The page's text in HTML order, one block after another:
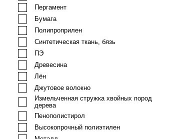
Пергамент
Бумага
Полипроприлен
Синтетическая ткань, бязь
ПЭ
Древесина
Лён
Джутовое волокно
Измельченная стружка хвойных пород
дерева
Пенополистирол
Высокопрочный полиэтилен